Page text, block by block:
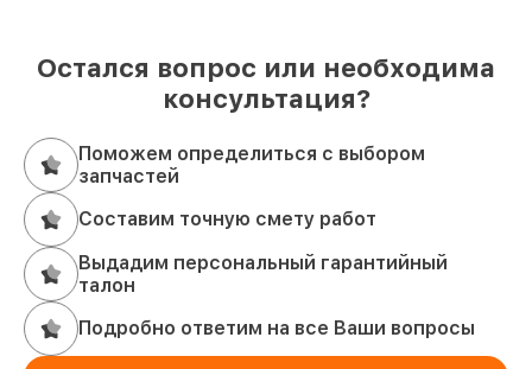
Остался вопрос или необходима
консультация?
Поможем определиться с выбором
запчастей
Составим точную смету работ
Выдадим персональный гарантийный
талон
Подробно ответим на все Ваши вопросы